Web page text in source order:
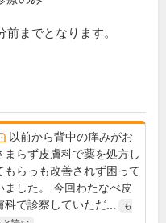
までとなります。
以前から背中の痒みがお
まらず皮膚科で薬を処方し
もらっも改善されず困って
ました。 今回わたなべ皮
科で診察していただ...
も